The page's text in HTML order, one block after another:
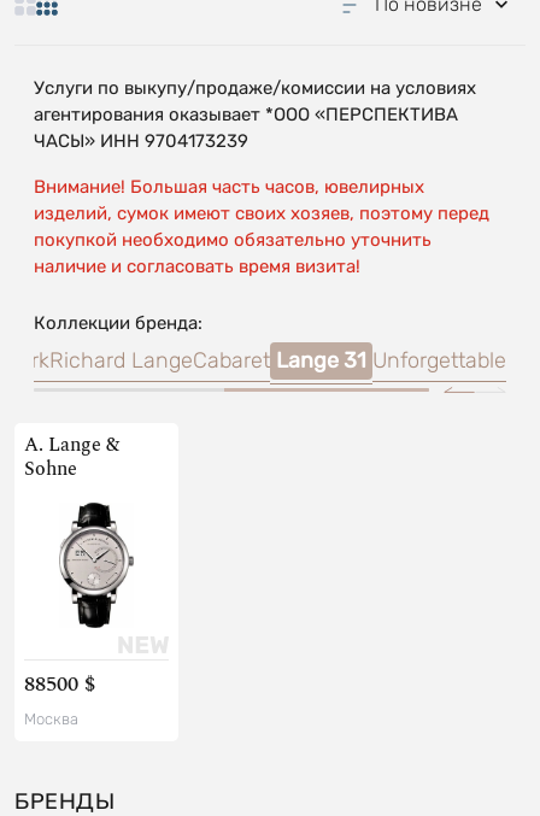
Услуги по выкупу/продаже/комиссии на условиях
агентирования оказывает *ООО «ПЕРСПЕКТИВА
ЧАСЫ» ИНН 9704173239
Внимание! Большая часть часов, ювелирных
изделий, сумок имеют своих хозяев, поэтому перед
покупкой необходимо обязательно уточнить
наличие и согласовать время визита!
Коллекции бренда:
Richard LangeCabaret Lange 31 Unforgettable
A. Lange &
Sohne
88500 $
Москва
БРЕНДЫ